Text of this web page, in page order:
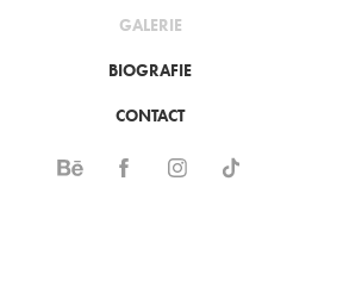
GALERIE
BIOGRAFIE
CONTACT